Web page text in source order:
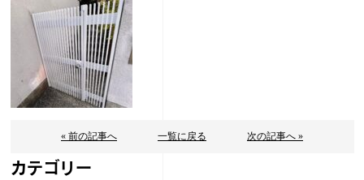
« 前の記事へ 一覧に戻る 次の記事へ »
カテゴリー